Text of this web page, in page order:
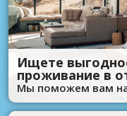
Ищете
проживание в
Мы поможем вам